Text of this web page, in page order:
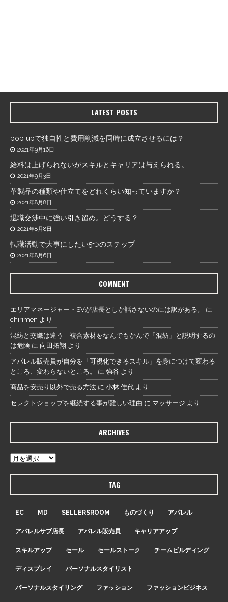
LATEST POSTS
pop upで独自性と費用削減を同時に成立させるには？
2021年9月16日
給料は上げられないがスキルとキャリアは与えられる。
2021年9月3日
革製品の種類や仕立てをどれくらい知っていますか？
2021年8月8日
退職交渉中に強い引き留め。どうする？
2021年8月8日
転職活動で大事にしたい5つのステップ
2021年8月6日
COMMENT
エリアマネージャー・SVが店長としか話さないのには訳がある。
に
chirimen より
混紡と交織は違う 複合素材をなんでもかんで「混紡」と説明するの
は危険 に 向田拓翔 より
アパレル販売員が自分を「可視化できるスキル」を身につけて変わる
ところ、変わらないところ。
に 強谷 より
商品を安売り以外で売る方法 に 小林 佳代 より
セレクトショップを継続する事が難しい理由 に マッサージ より
ARCHIVES
TAG
EC MD SELLERSROOM ものづくり アパレル
アパレルサブ店長 アパレル販売員 キャリアアップ
スキルアップ セール セールストーク チームビルディング
ディスプレイ パーソナルスタイリスト
パーソナルスタイリング ファッション ファッションビジネス